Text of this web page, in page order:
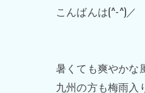
こんばんは(^-^)／
暑くても爽やかな
九州の方も梅雨入